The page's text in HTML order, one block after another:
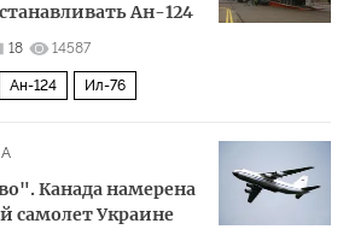
Ан-124
18 14587
Ан-124 Ил-76
Канада намерена
самолет Украине